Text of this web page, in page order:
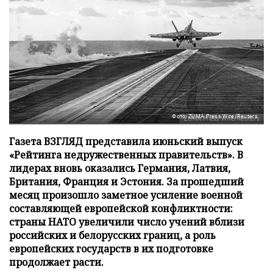
Фото: ZUMA Press Wire/Reuters
Газета ВЗГЛЯД представила июньский выпуск
«Рейтинга недружественных правительств». В
лидерах вновь оказались Германия, Латвия,
Британия, Франция и Эстония. За прошедший
месяц произошло заметное усиление военной
составляющей европейской конфликтности:
страны НАТО увеличили число учений вблизи
российских и белорусских границ, а роль
европейских государств в их подготовке
продолжает расти.